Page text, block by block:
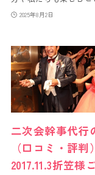
2025年8月2日
二次会幹事代行
（口コミ・評判）
2017.11.3折笠様